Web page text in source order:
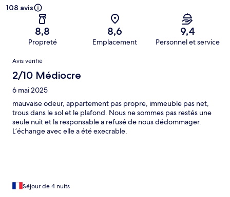
108 avis
8,8
Propreté
8,6
Emplacement
9,4
Personnel et service
Avis
Avis vérifié
2/10 Médiocre
6 mai 2025
mauvaise odeur, appartement pas propre, immeuble pas net,
trous dans le sol et le plafond. Nous ne sommes pas restés une
seule nuit et la responsable a refusé de nous dédommager.
L’échange avec elle a été execrable.
Séjour de 4 nuits